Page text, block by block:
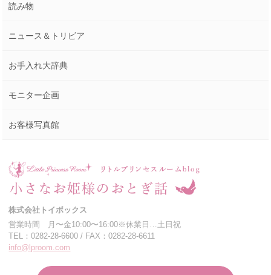
読み物
ニュース＆トリビア
お手入れ大辞典
モニター企画
お客様写真館
株式会社トイボックス
営業時間 月〜金10:00〜16:00※休業日…土日祝
TEL：0282-28-6600 / FAX：0282-28-6611
info@lproom.com